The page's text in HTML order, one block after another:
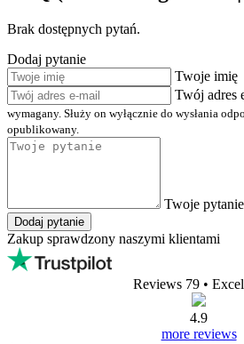
Brak dostępnych pytań.
Dodaj pytanie
Twoje imię
Twój adres
wymagany. Służy on wyłącznie do wysłania
opublikowany.
Twoje pytanie
Dodaj pytanie
Zakup sprawdzony naszymi klientami
Reviews 79 •
4.9
more reviews